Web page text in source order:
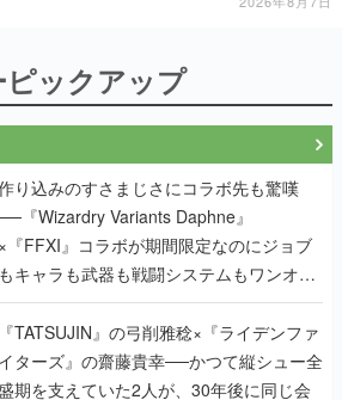
ックアップ
り込みのすさまじさにコラボ先も驚嘆
『Wizardry Variants Daphne』
×『FFXI』コラボが期間限定なのにジョブ
もキャラも武器も戦闘システムもワンオフ
作り込まれた理由を両ディレクターに聞
く
『TATSUJIN』の弓削雅稔×『ライデンファ
イターズ』の齋藤貴幸──かつて縦シュー全
期を支えていた2人が、30年後に同じ会